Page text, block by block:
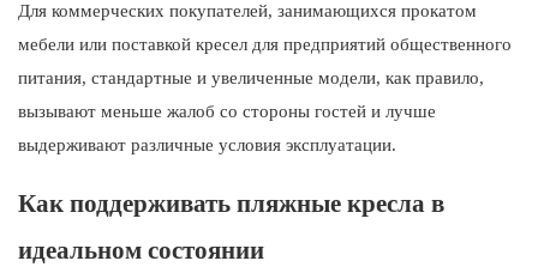
Для коммерческих покупателей, занимающихся прокатом
мебели или поставкой кресел для предприятий общественного
питания, стандартные и увеличенные модели, как правило,
вызывают меньше жалоб со стороны гостей и лучше
выдерживают различные условия эксплуатации.
Как поддерживать пляжные кресла в
идеальном состоянии